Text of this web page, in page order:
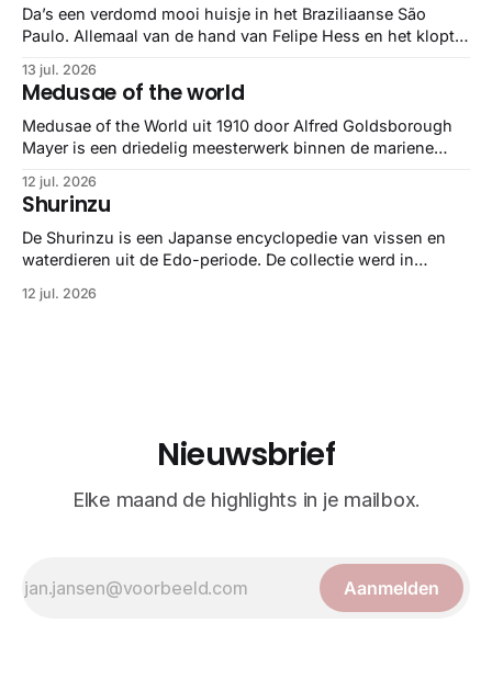
minstens
Da’s een verdomd mooi huisje in het Braziliaanse São
Paulo. Allemaal van de hand van Felipe Hess en het klopt
13 jul. 2026
Medusae of the world
Medusae of the World uit 1910 door Alfred Goldsborough
Mayer is een driedelig meesterwerk binnen de mariene
gedetailleerd overzicht van kwallensoorten en hun
taxonomie. Het boek staat bekend om de combinatie van
strikte wetenschap met prachtige, handgetekende
illustraties en kleurendrukplaten van Mayer zelf.
12 jul. 2026
Shurinzu
De Shurinzu is een Japanse encyclopedie van vissen en
waterdieren uit de Edo-periode. De collectie werd in
bekend om verfijnde technieken en bijna driedimensionale
12 jul. 2026
Nieuwsbrief
Elke maand de highlights in je mailbox.
Aanmelden